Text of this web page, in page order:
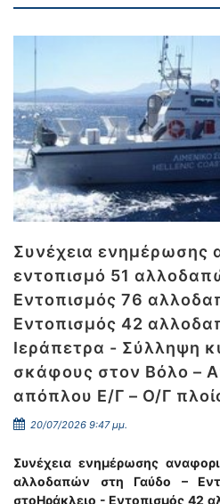
Συνέχεια ενημέρωσης
εντοπισμό 51
Εντοπισμός 76
Εντοπισμός 42
Ιεράπετρα - Σύλληψη
σκάφους στον Βόλο –
απόπλου Ε/Γ – Ο/Γ
20/07/2026 9:47 μμ.
Συνέχεια ενημέρωσης
αλλοδαπών στη Γαύδο –
στoΗράκλειο - Εντοπισμός 42